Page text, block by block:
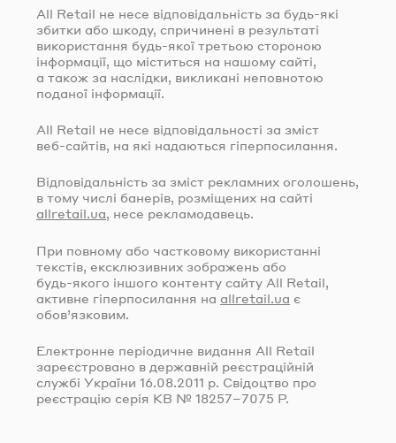
All Retail не несе відповідальність за будь-які
збитки або шкоду, спричинені в результаті
використання будь-якої третьою стороною
інформації, що міститься на нашому сайті,
а також за наслідки, викликані неповнотою
поданої інформації.
All Retail не несе відповідальності за зміст
веб-сайтів, на які надаються гіперпосилання.
Відповідальність за зміст рекламних оголошень,
в тому числі банерів, розміщених на сайті
allretail.ua, несе рекламодавець.
При повному або частковому використанні
текстів, ексклюзивних зображень або
будь-якого іншого контенту сайту All Retail,
активне гіперпосилання на allretail.ua є
обов’язковим.
Електронне періодичне видання All Retail
зареєстровано в державній реєстраційній
службі України 16.08.2011 р. Свідоцтво про
реєстрацію серія КВ № 18257–7075 Р.